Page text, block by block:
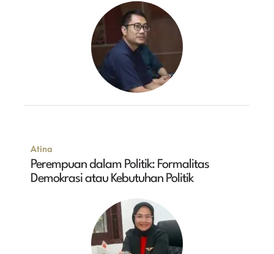
Atina
Perempuan dalam Politik: Formalitas
Demokrasi atau Kebutuhan Politik